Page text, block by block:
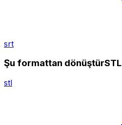
srt
Şu formattan dönüştürSTL
stl